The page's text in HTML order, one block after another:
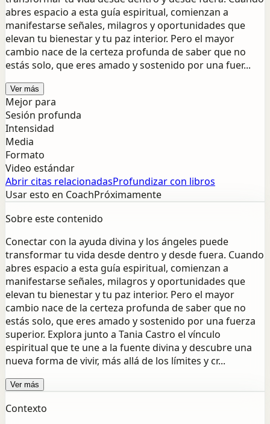
abres espacio a esta guía espiritual, comienzan a
manifestarse señales, milagros y oportunidades que
elevan tu bienestar y tu paz interior. Pero el mayor
cambio nace de la certeza profunda de saber que no
estás solo, que eres amado y sostenido por una fuer...
Ver más
Mejor para
Sesión profunda
Intensidad
Media
Formato
Video estándar
Abrir citas relacionadasProfundizar con libros
Usar esto en CoachPróximamente
Sobre este contenido
Conectar con la ayuda divina y los ángeles puede
transformar tu vida desde dentro y desde fuera. Cuando
abres espacio a esta guía espiritual, comienzan a
manifestarse señales, milagros y oportunidades que
elevan tu bienestar y tu paz interior. Pero el mayor
cambio nace de la certeza profunda de saber que no
estás solo, que eres amado y sostenido por una fuerza
superior. Explora junto a Tania Castro el vínculo
espiritual que te une a la fuente divina y descubre una
nueva forma de vivir, más allá de los límites y cr...
Ver más
Contexto